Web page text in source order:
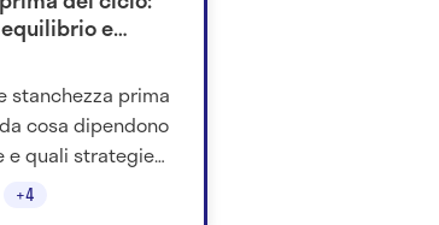
+4
e
stanchezza prima
cosa dipendono
e quali strategie
ritrovare equilibrio.